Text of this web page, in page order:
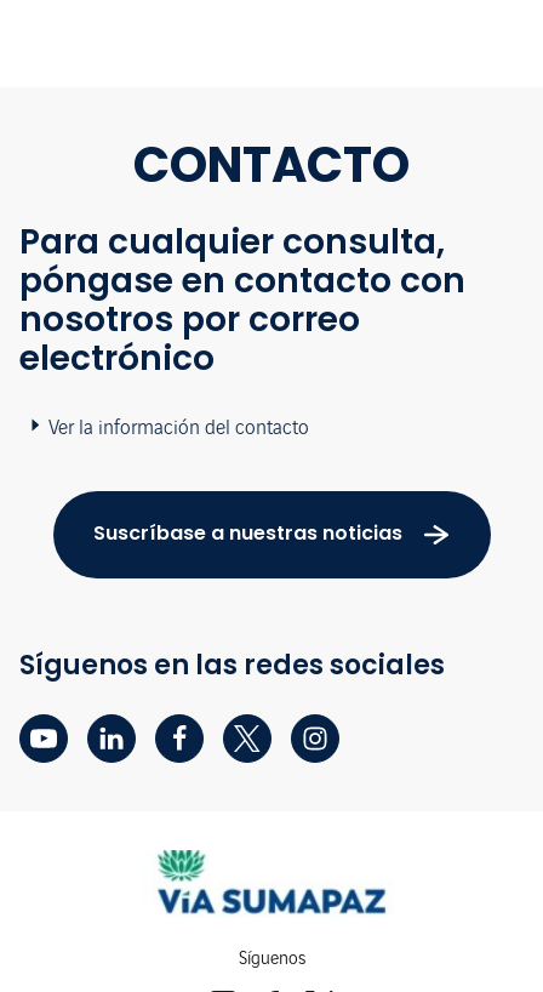
CONTACTO
Para cualquier consulta,
póngase en contacto con
nosotros por correo
electrónico
Ver la información del contacto
Suscríbase a nuestras noticias
Síguenos en las redes sociales
Síguenos